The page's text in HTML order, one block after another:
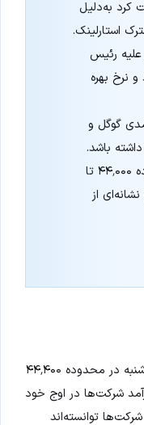
درصد افت کرد به‌دلیل
استارلینک.
رئیس
نرخ بهره
گوگل و
داشته باشد.
داو جونز فعلاً در محدوده ۴۴٬۰۰۰ تا
نشانه‌ای از
(DJIA) روز سه‌شنبه در محدوده ۴۴٬۴۰۰
شرکت‌ها در اوج خود
حالی که بیش از ۸۰ درصد شرکت‌ها توانسته‌اند